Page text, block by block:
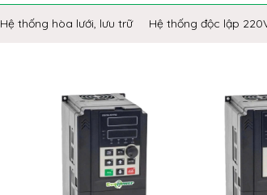
Hệ thống hòa lưới, lưu trữ Hệ thống độc lập